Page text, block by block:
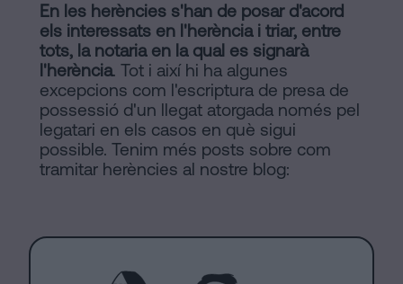
En les herències s'han de posar d'acord
els interessats en l'herència i triar, entre
tots, la notaria en la qual es signarà
l'herència. Tot i així hi ha algunes
excepcions com l'escriptura de presa de
possessió d'un llegat atorgada només pel
legatari en els casos en què sigui
possible. Tenim més posts sobre com
tramitar herències al nostre blog: